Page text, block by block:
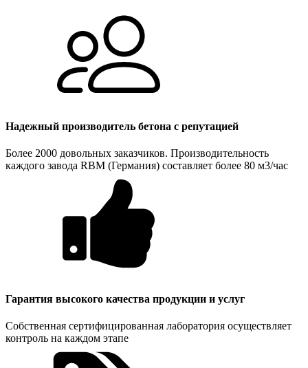
Надежный производитель бетона с репутацией
Более 2000 довольных заказчиков. Производительность
каждого завода RBM (Германия) составляет более 80 м3/час
Гарантия высокого качества продукции и услуг
Собственная сертифицированная лаборатория осуществляет
контроль на каждом этапе